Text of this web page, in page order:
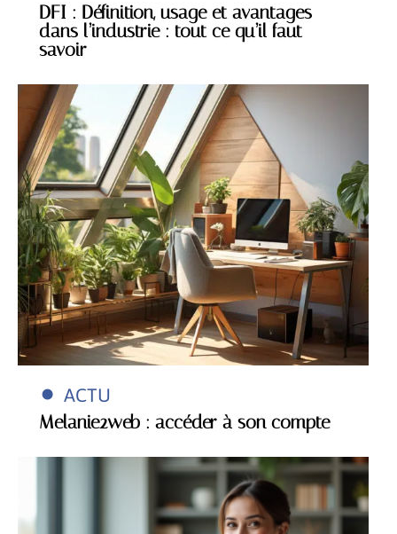
DFI : Définition, usage et avantages
dans l’industrie : tout ce qu’il faut
savoir
ACTU
Melanie2web : accéder à son compte